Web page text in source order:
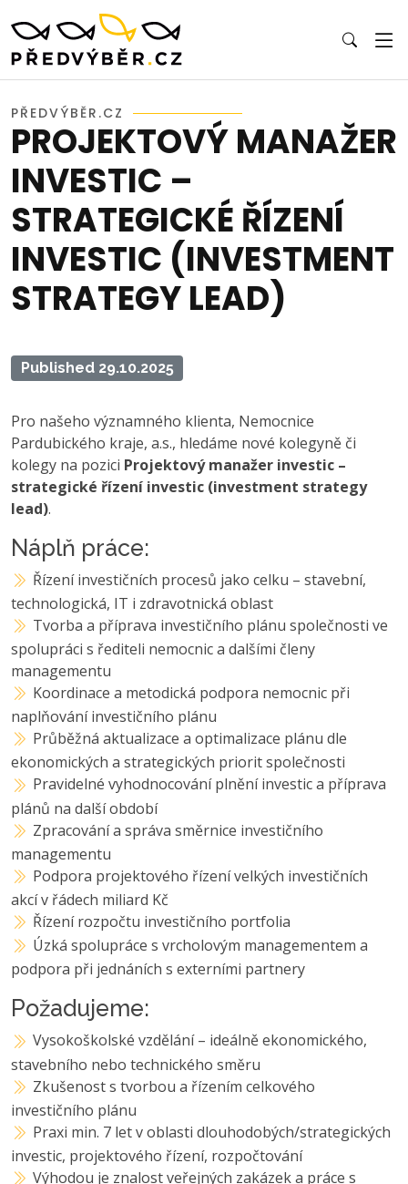
PŘEDVÝBĚR.CZ
PROJEKTOVÝ MANAŽER
INVESTIC –
STRATEGICKÉ ŘÍZENÍ
INVESTIC (INVESTMENT
STRATEGY LEAD)
Published 29.10.2025
Pro našeho významného klienta, Nemocnice
Pardubického kraje, a.s., hledáme nové kolegyně či
kolegy na pozici Projektový manažer investic –
strategické řízení investic (investment strategy
lead).
Náplň práce:
Řízení investičních procesů jako celku – stavební,
technologická, IT i zdravotnická oblast
Tvorba a příprava investičního plánu společnosti ve
spolupráci s řediteli nemocnic a dalšími členy
managementu
Koordinace a metodická podpora nemocnic při
naplňování investičního plánu
Průběžná aktualizace a optimalizace plánu dle
ekonomických a strategických priorit společnosti
Pravidelné vyhodnocování plnění investic a příprava
plánů na další období
Zpracování a správa směrnice investičního
managementu
Podpora projektového řízení velkých investičních
akcí v řádech miliard Kč
Řízení rozpočtu investičního portfolia
Úzká spolupráce s vrcholovým managementem a
podpora při jednáních s externími partnery
Požadujeme:
Vysokoškolské vzdělání – ideálně ekonomického,
stavebního nebo technického směru
Zkušenost s tvorbou a řízením celkového
investičního plánu
Praxi min. 7 let v oblasti dlouhodobých/strategických
investic, projektového řízení, rozpočtování
Výhodou je znalost veřejných zakázek a práce s